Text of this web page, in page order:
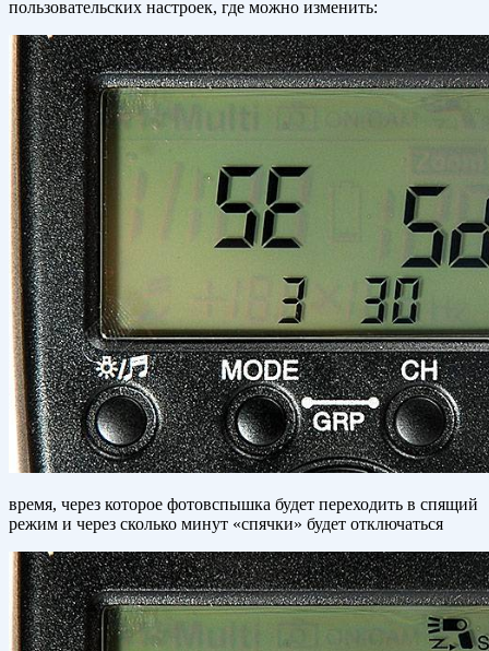
пользовательских настроек, где можно изменить:
время, через которое фотовспышка будет переходить в спящий
режим и через сколько минут «спячки» будет отключаться